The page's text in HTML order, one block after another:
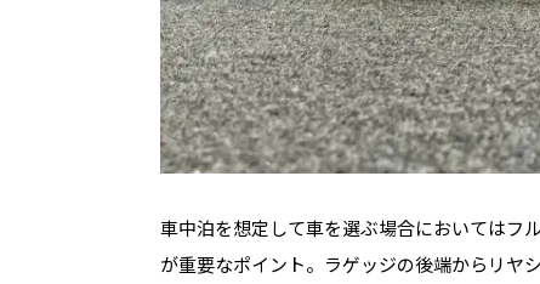
車中泊を想定して車を選ぶ場合においてはフ
が重要なポイント。ラゲッジの後端からリヤ